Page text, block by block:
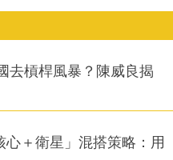
去槓桿風暴？陳威良揭
＋衛星」混搭策略：用